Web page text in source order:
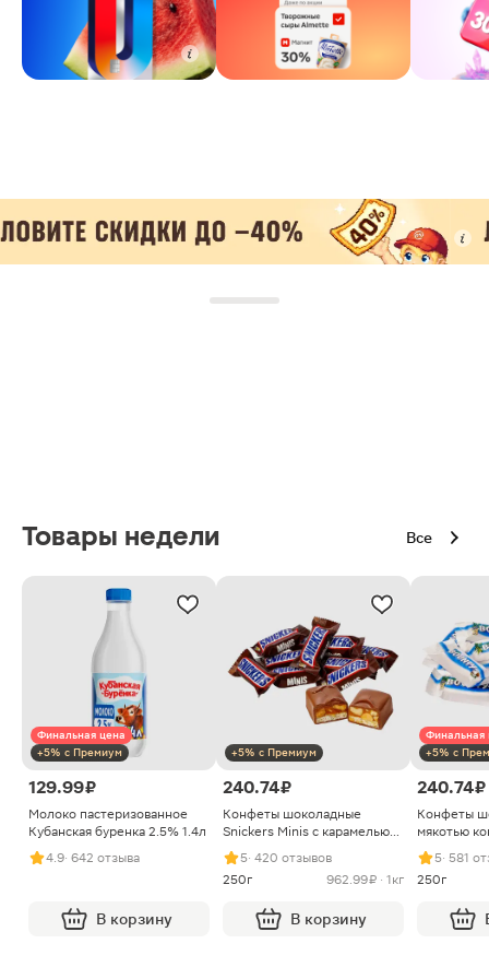
Товары недели Все
Финальная цена
+5% с Премиум
129.99 ₽
Молоко пастеризованное
Кубанская буренка 2.5% 1.4л
4.9· 642 отзыва
В корзину
+5% с Премиум
240.74 ₽
Конфеты шоколадные
Snickers Minis с карамелью
арахисом и нугой
5· 420 отзывов
250г
962.99 ₽ · 1кг
В корзину
Финальная
+5% с
240.74 ₽
Конфеты
мякотью
5· 581
250г